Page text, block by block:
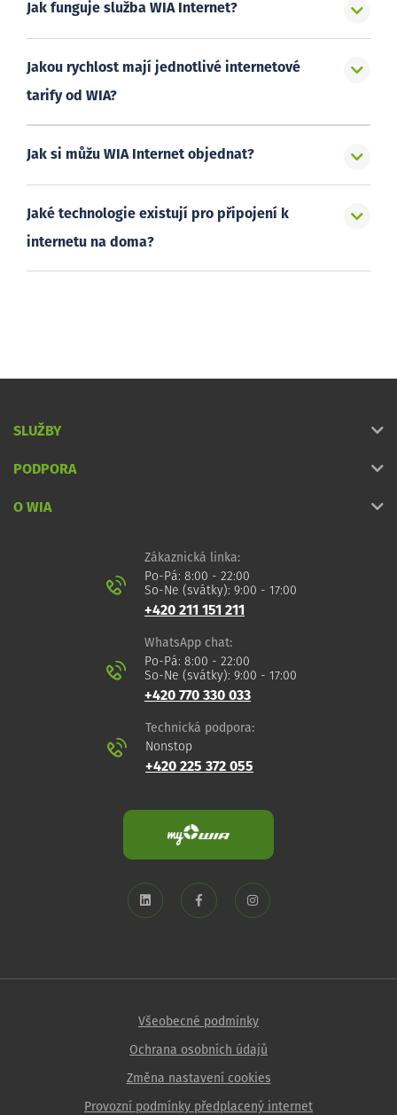
Jak funguje služba WIA Internet?
Jakou rychlost mají jednotlivé internetové
tarify od WIA?
Jak si můžu WIA Internet objednat?
Jaké technologie existují pro připojení k
internetu na doma?
SLUŽBY
PODPORA
O WIA
Zákaznická linka:
Po-Pá: 8:00 - 22:00
So-Ne (svátky): 9:00 - 17:00
+420 211 151 211
WhatsApp chat:
Po-Pá: 8:00 - 22:00
So-Ne (svátky): 9:00 - 17:00
+420 770 330 033
Technická podpora:
Nonstop
+420 225 372 055
Všeobecné podmínky
Ochrana osobních údajů
Změna nastavení cookies
Provozní podmínky předplacený internet